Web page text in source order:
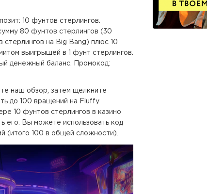
10 фунтов стерлингов.
80 фунтов стерлингов (30
на Big Bang) плюс 10
выигрышей в 1 фунт стерлингов.
денежный баланс. Промокод:
наш обзор, затем щелкните
до 100 вращений на Fluffy
10 фунтов стерлингов в казино
его. Вы можете использовать код
(итого 100 в общей сложности).